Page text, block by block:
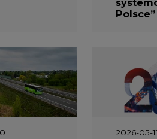
2026-05-
Emitel